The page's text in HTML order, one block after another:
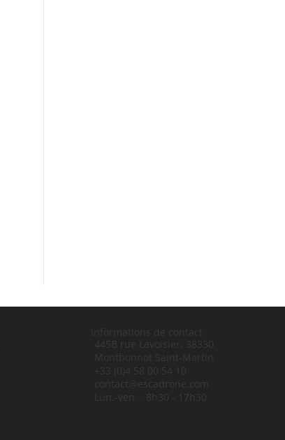
445B rue Lavoisier, 38330
+33 (0)4 58 00 54 10
Lun.-ven. · 8h30 - 17h30